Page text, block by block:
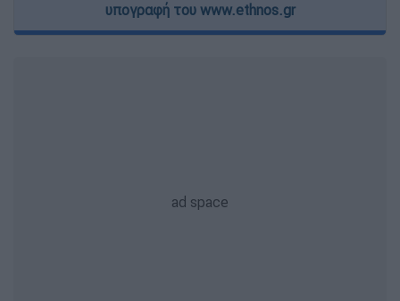
υπογραφή του www.ethnos.gr